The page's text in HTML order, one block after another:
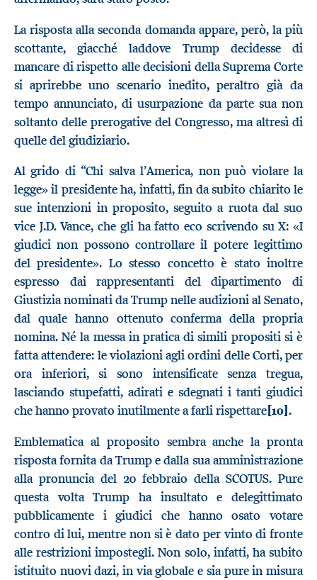
La risposta alla seconda domanda appare, però, la più
scottante, giacché laddove Trump decidesse di
mancare di rispetto alle decisioni della Suprema Corte
si aprirebbe uno scenario inedito, peraltro già da
tempo annunciato, di usurpazione da parte sua non
soltanto delle prerogative del Congresso, ma altresì di
quelle del giudiziario.
Al grido di “Chi salva l’America, non può violare la
legge» il presidente ha, infatti, fin da subito chiarito le
sue intenzioni in proposito, seguito a ruota dal suo
vice J.D. Vance, che gli ha fatto eco scrivendo su X: «I
giudici non possono controllare il potere legittimo
del presidente». Lo stesso concetto è stato inoltre
espresso dai rappresentanti del dipartimento di
Giustizia nominati da Trump nelle audizioni al Senato,
dal quale hanno ottenuto conferma della propria
nomina. Né la messa in pratica di simili propositi si è
fatta attendere: le violazioni agli ordini delle Corti, per
ora inferiori, si sono intensificate senza tregua,
lasciando stupefatti, adirati e sdegnati i tanti giudici
che hanno provato inutilmente a farli rispettare[10].
Emblematica al proposito sembra anche la pronta
risposta fornita da Trump e dalla sua amministrazione
alla pronuncia del 20 febbraio della SCOTUS. Pure
questa volta Trump ha insultato e delegittimato
pubblicamente i giudici che hanno osato votare
contro di lui, mentre non si è dato per vinto di fronte
alle restrizioni impostegli. Non solo, infatti, ha subito
istituito nuovi dazi, in via globale e sia pure in misura